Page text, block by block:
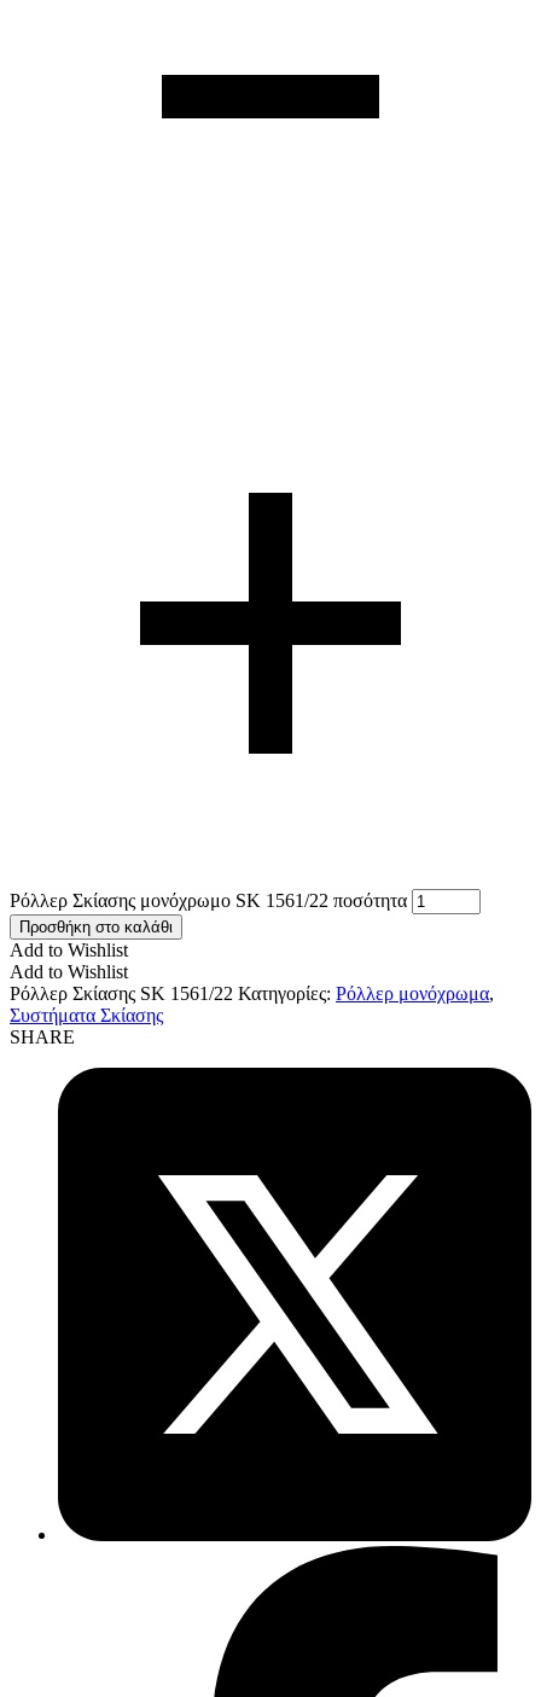
Ρόλλερ Σκίασης μονόχρωμο SK 1561/22 ποσότητα
Προσθήκη στο καλάθι
Add to Wishlist
Add to Wishlist
Ρόλλερ Σκίασης SK 1561/22 Κατηγορίες: Ρόλλερ μονόχρωμα,
Συστήματα Σκίασης
SHARE